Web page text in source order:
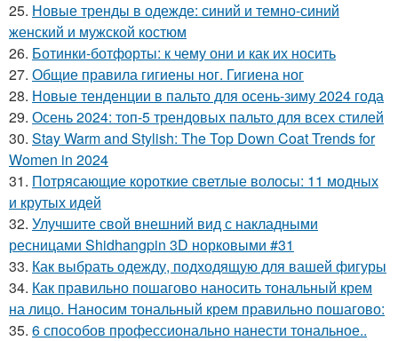
25. Новые тренды в одежде: синий и темно-синий
женский и мужской костюм
26. Ботинки-ботфорты: к чему они и как их носить
27. Общие правила гигиены ног. Гигиена ног
28. Новые тенденции в пальто для осень-зиму 2024 года
29. Осень 2024: топ-5 трендовых пальто для всех стилей
30. Stay Warm and Stylish: The Top Down Coat Trends for
Women in 2024
31. Потрясающие короткие светлые волосы: 11 модных
и крутых идей
32. Улучшите свой внешний вид с накладными
ресницами Shidhangpin 3D норковыми #31
33. Как выбрать одежду, подходящую для вашей фигуры
34. Как правильно пошагово наносить тональный крем
на лицо. Наносим тональный крем правильно пошагово:
35. 6 способов профессионально нанести тональное..